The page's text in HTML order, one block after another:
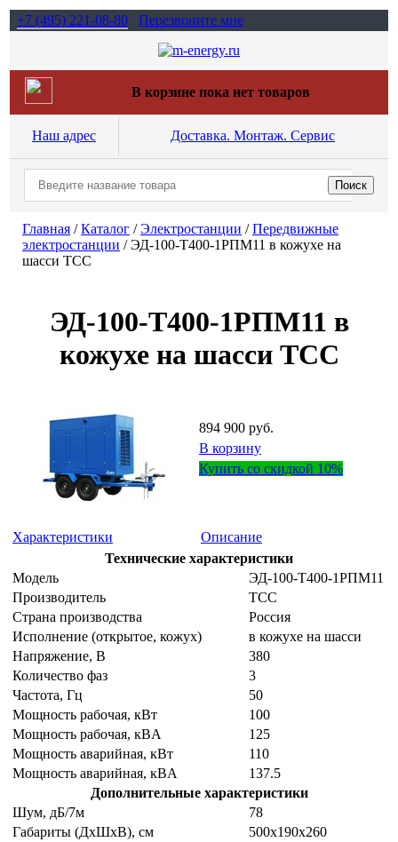
+7 (495) 221-08-80 Перезвоните мне
В корзине пока нет товаров
Наш адрес Доставка. Монтаж. Сервис
Главная /Каталог /Электростанции /Передвижные
электростанции /ЭД-100-Т400-1РПМ11 в кожухе на
шасси ТСС
ЭД-100-Т400-1РПМ11 в
кожухе на шасси ТСС
894 900 руб.
В корзину
Купить со скидкой 10%
Характеристики
Описание
Технические характеристики
Модель
ЭД-100-Т400-1РПМ11
Производитель
ТСС
Страна производства
Россия
Исполнение (открытое, кожух)
в кожухе на шасси
Напряжение, B
380
Количество фаз
3
Частота, Гц
50
Мощность рабочая, кВт
100
Мощность рабочая, кВA
125
Мощность аварийная, кВт
110
Мощность аварийная, кВA
137.5
Дополнительные характеристики
Шум, дБ/7м
78
Габариты (ДхШхВ), см
500х190х260